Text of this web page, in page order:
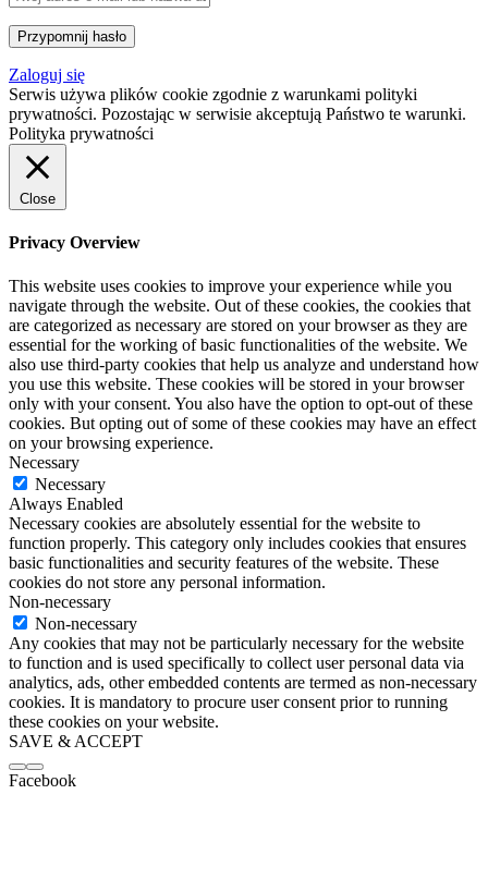
Zaloguj się
Serwis używa plików cookie zgodnie z warunkami polityki
prywatności. Pozostając w serwisie akceptują Państwo te warunki.
Polityka prywatności
Close
Privacy Overview
This website uses cookies to improve your experience while you
navigate through the website. Out of these cookies, the cookies that
are categorized as necessary are stored on your browser as they are
essential for the working of basic functionalities of the website. We
also use third-party cookies that help us analyze and understand how
you use this website. These cookies will be stored in your browser
only with your consent. You also have the option to opt-out of these
cookies. But opting out of some of these cookies may have an effect
on your browsing experience.
Necessary
Necessary
Always Enabled
Necessary cookies are absolutely essential for the website to
function properly. This category only includes cookies that ensures
basic functionalities and security features of the website. These
cookies do not store any personal information.
Non-necessary
Non-necessary
Any cookies that may not be particularly necessary for the website
to function and is used specifically to collect user personal data via
analytics, ads, other embedded contents are termed as non-necessary
cookies. It is mandatory to procure user consent prior to running
these cookies on your website.
SAVE & ACCEPT
Facebook